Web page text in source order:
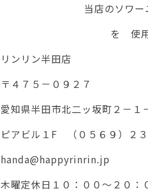
当店のソワ
を 使
リンリン半田店
〒４７５－０９２７
愛知県半田市北二ッ坂町２－１
ピアビル１F （０５６９）２
handa@happyrinrin.jp
木曜定休日１０：００～２０：